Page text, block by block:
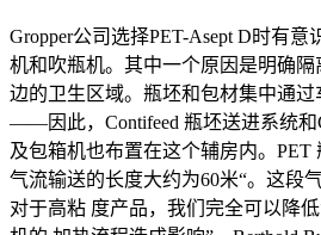
Gropper公司选择PET-Asept D时有
机和吹瓶机。其中一个原因是明确隔
边的卫生区域。瓶坯和包材集中通
——因此，Contifeed 瓶坯送进系统和
及包箱机也布置在这个辅房内。PET
气流输送的长度大约为60米“。这段
对于高粘 度产品，我们完全可以降